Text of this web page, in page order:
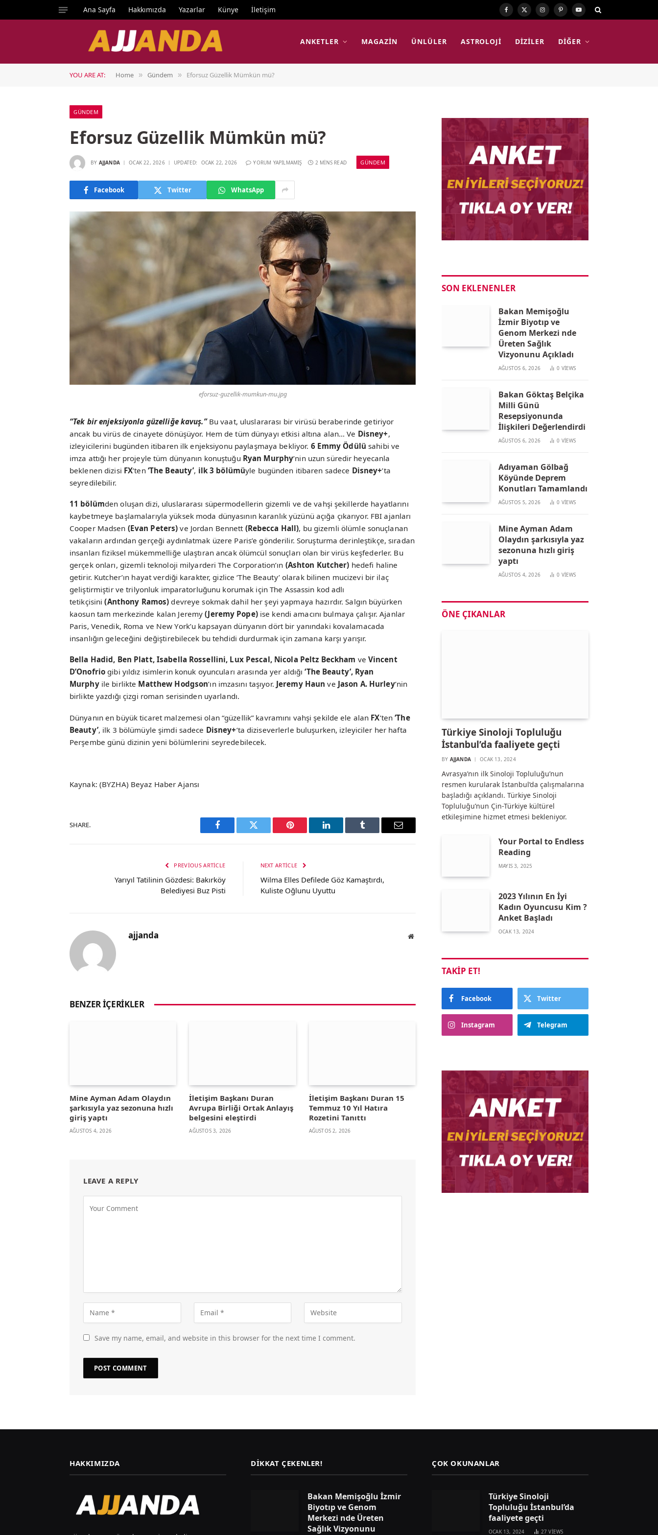
Ana Sayfa Hakkımızda Yazarlar Künye İletişim Facebook
X
Instagram
PinterestYouTube
ANKETLER MAGAZIN ÜNLÜLER ASTROLOJI DIZILER DIĞER
YOU ARE AT: Home » Gündem » Eforsuz Güzellik Mümkün mü?
GÜNDEM
Eforsuz Güzellik Mümkün mü?
BY AJJANDA OCAK 22, 2026 UPDATED: OCAK 22, 2026 YORUM YAPILMAMIŞ 2 MINS READ GÜNDEM
Facebook Twitter WhatsApp
eforsuz-guzellik-mumkun-mu.jpg
“Tek bir enjeksiyonla güzelliğe kavuş.”Bu vaat, uluslararası bir virüsü beraberinde getiriyor
ancak bu virüs de cinayete dönüşüyor. Hem de tüm dünyayı etkisi altına alan… Ve Disney+,
izleyicilerini bugünden itibaren ilk enjeksiyonu paylaşmaya bekliyor. 6 Emmy Ödülüsahibi ve
imza attığı her projeyle tüm dünyanın konuştuğu Ryan Murphy’nin uzun süredir heyecanla
beklenen dizisi FX’ten‘The Beauty’, ilk 3 bölümüyle bugünden itibaren sadece Disney+’ta
seyredilebilir.
11 bölümden oluşan dizi, uluslararası süpermodellerin gizemli ve de vahşi şekillerde hayatlarını
kaybetmeye başlamalarıyla yüksek moda dünyasının karanlık yüzünü açığa çıkarıyor. FBI ajanları
Cooper Madsen (Evan Peters)ve Jordan Bennett (Rebecca Hall), bu gizemli ölümle sonuçlanan
vakaların ardından gerçeği aydınlatmak üzere Paris’e gönderilir. Soruşturma derinleştikçe, sıradan
insanları fiziksel mükemmelliğe ulaştıran ancak ölümcül sonuçları olan bir virüs keşfederler. Bu
gerçek onları, gizemli teknoloji milyarderi The Corporation’ın (Ashton Kutcher) hedefi haline
getirir. Kutcher’ın hayat verdiği karakter, gizlice ‘The Beauty’ olarak bilinen mucizevi bir ilaç
geliştirmiştir ve trilyonluk imparatorluğunu korumak için The Assassin kod adlı
tetikçisini(Anthony Ramos)devreye sokmak dahil her şeyi yapmaya hazırdır. Salgın büyürken
kaosun tam merkezinde kalan Jeremy(Jeremy Pope) ise kendi amacını bulmaya çalışır. Ajanlar
Paris, Venedik, Roma ve New York’u kapsayan dünyanın dört bir yanındaki kovalamacada
insanlığın geleceğini değiştirebilecek bu tehdidi durdurmak için zamana karşı yarışır.
Bella Hadid, Ben Platt, Isabella Rossellini, Lux Pescal, Nicola Peltz Beckham ve Vincent
D’Onofrio gibi yıldız isimlerin konuk oyuncuları arasında yer aldığı‘The Beauty’, Ryan
Murphy ile birlikte Matthew Hodgson’ın imzasını taşıyor. Jeremy Haunve Jason A. Hurley’nin
birlikte yazdığı çizgi roman serisinden uyarlandı.
Dünyanın en büyük ticaret malzemesi olan “güzellik” kavramını vahşi şekilde ele alan FX’ten ‘The
Beauty’, ilk 3 bölümüyle şimdi sadece Disney+’ta diziseverlerle buluşurken, izleyiciler her hafta
Perşembe günü dizinin yeni bölümlerini seyredebilecek.
Kaynak: (BYZHA) Beyaz Haber Ajansı
SHARE.
Facebook Twitter Pinterest LinkedIn Tumblr Email
PREVIOUS ARTICLE
Yarıyıl Tatilinin Gözdesi: Bakırköy
Belediyesi Buz Pisti
NEXT ARTICLE
Wilma Elles Defilede Göz Kamaştırdı,
Kuliste Oğlunu Uyuttu
ajjanda Website
BENZER İÇERIKLER
Mine Ayman Adam Olaydın
şarkısıyla yaz sezonuna hızlı
giriş yaptı
AĞUSTOS 4, 2026
İletişim Başkanı Duran
Avrupa Birliği Ortak Anlayış
belgesini eleştirdi
AĞUSTOS 3, 2026
İletişim Başkanı Duran 15
Temmuz 10 Yıl Hatıra
Rozetini Tanıttı
AĞUSTOS 2, 2026
LEAVE A REPLY
Save my name, email, and website in this browser for the next time I comment.
SON EKLENENLER
Bakan Memişoğlu
İzmir Biyotıp ve
Genom Merkezi nde
Üreten Sağlık
Vizyonunu Açıkladı
AĞUSTOS 6, 2026 0 VIEWS
Bakan Göktaş Belçika
Milli Günü
Resepsiyonunda
İlişkileri Değerlendirdi
AĞUSTOS 6, 2026 0 VIEWS
Adıyaman Gölbağ
Köyünde Deprem
Konutları Tamamlandı
AĞUSTOS 5, 2026 0 VIEWS
Mine Ayman Adam
Olaydın şarkısıyla yaz
sezonuna hızlı giriş
yaptı
AĞUSTOS 4, 2026 0 VIEWS
ÖNE ÇIKANLAR
Türkiye Sinoloji Topluluğu
İstanbul’da faaliyete geçti
BY AJJANDA OCAK 13, 2024
Avrasya’nın ilk Sinoloji Topluluğu’nun
resmen kurularak İstanbul’da çalışmalarına
başladığı açıklandı. Türkiye Sinoloji
Topluluğu’nun Çin-Türkiye kültürel
etkileşimine hizmet etmesi bekleniyor.
Your Portal to Endless
Reading
MAYIS 3, 2025
2023 Yılının En İyi
Kadın Oyuncusu Kim ?
Anket Başladı
OCAK 13, 2024
TAKIP ET!
Facebook Twitter
Instagram Telegram
HAKKIMIZDA DIKKAT ÇEKENLER!
Bakan Memişoğlu İzmir
Biyotıp ve Genom
Merkezi nde Üreten
Sağlık Vizyonunu
ÇOK OKUNANLAR
Türkiye Sinoloji
Topluluğu İstanbul’da
faaliyete geçti
OCAK 13, 2024 27VIEWS